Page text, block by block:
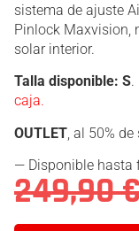
sistema de ajuste
Pinlock Maxvision,
solar interior.
Talla disponible: S.
caja.
OUTLET , al 50%
— Disponible hasta
249,90